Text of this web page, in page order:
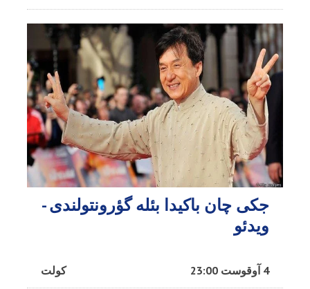
جکی چان باکیدا بئله گؤرونتولندی -
ویدئو
کولت 4 آوقوست 23:00